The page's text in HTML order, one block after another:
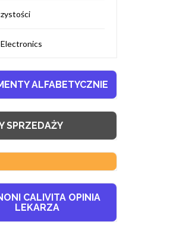
ALFABETYCZNIE
SPRZEDAŻY
CALIVITA OPINIA
LEKARZA